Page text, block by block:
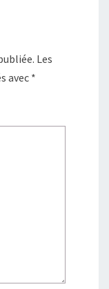
Les
avec *